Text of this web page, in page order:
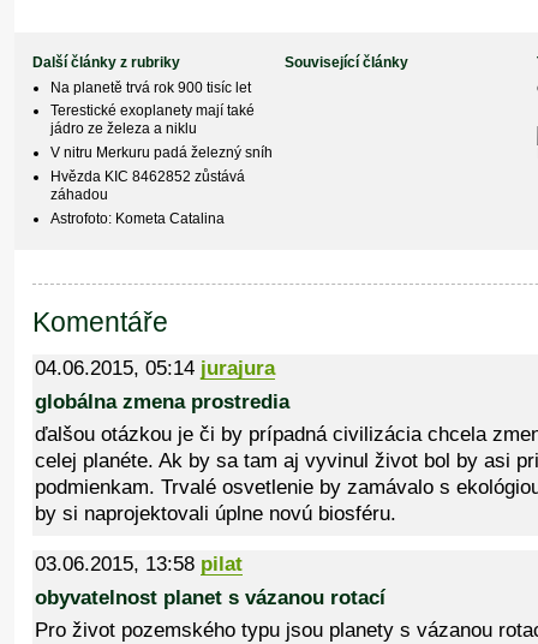
Další články z rubriky
Na planetě trvá rok 900 tisíc let
Terestické exoplanety mají také
jádro ze železa a niklu
V nitru Merkuru padá železný sníh
Hvězda KIC 8462852 zůstává
záhadou
Astrofoto: Kometa Catalina
Související články
Komentáře
04.06.2015, 05:14 jurajura
globálna zmena prostredia
ďalšou otázkou je či by prípadná civilizácia chcela
celej planéte. Ak by sa tam aj vyvinul život bol by asi
podmienkam. Trvalé osvetlenie by zamávalo s
by si naprojektovali úplne novú biosféru.
03.06.2015, 13:58 pilat
obyvatelnost planet s vázanou rotací
Pro život pozemského typu jsou planety s vázanou